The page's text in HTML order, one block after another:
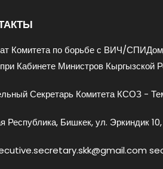
Комитета по борьбе с ВИЧ/
Кабинете Министров Кыргызской
Секретарь Комитета КСОЗ -
Республика, Бишкек, ул. Эркиндик